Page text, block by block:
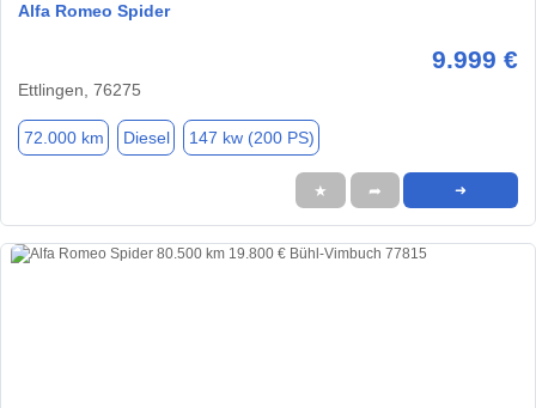
Alfa Romeo Spider
9.999 €
Ettlingen, 76275
72.000 km Diesel 147 kw (200 PS)
★ ➦ ➜